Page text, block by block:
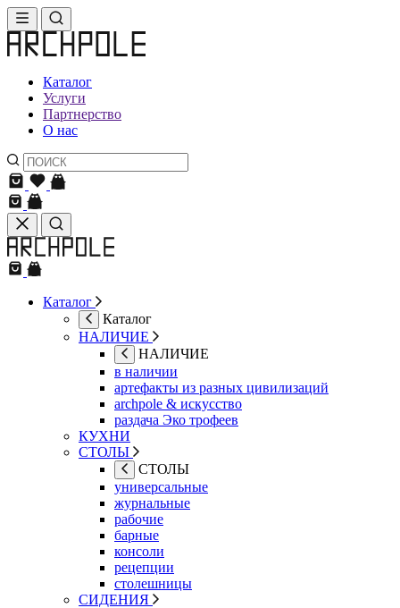
Каталог
Услуги
Партнерство
О нас
Каталог
Каталог
НАЛИЧИЕ
НАЛИЧИЕ
в наличии
артефакты из разных цивилизаций
archpole & искусство
раздача Эко трофеев
КУХНИ
СТОЛЫ
СТОЛЫ
универсальные
журнальные
рабочие
барные
консоли
рецепции
столешницы
СИДЕНИЯ